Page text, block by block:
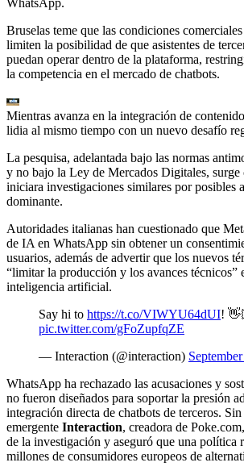
Bruselas teme que las condiciones
limiten la posibilidad de que asistentes de
puedan operar dentro de la plataforma,
la competencia en el mercado de chatbots.
Mientras avanza en la integración de
lidia al mismo tiempo con un nuevo desafío
La pesquisa, adelantada bajo las normas
y no bajo la Ley de Mercados Digitales, surge
iniciara investigaciones similares por posibles
dominante.
Autoridades italianas han cuestionado que
de IA en WhatsApp sin obtener un
usuarios, además de advertir que los nuevos
“limitar la producción y los avances técnicos”
inteligencia artificial.
Say hi to https://t.co/VIWYU64dUI!
pic.twitter.com/gFoZupfqZE
— Interaction (@interaction)
WhatsApp ha rechazado las acusaciones y
no fueron diseñados para soportar la presión
integración directa de chatbots de terceros.
emergente Interaction, creadora de
de la investigación y aseguró que una política
millones de consumidores europeos de